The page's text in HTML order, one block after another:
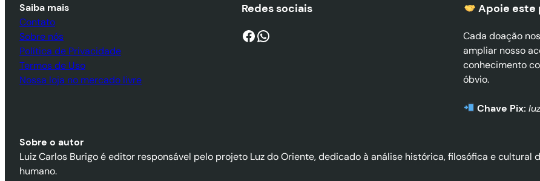
Saiba mais
Contato
Sobre nós
Política de Privacidade
Termos de Uso
Nossa loja no mercado livre
Redes sociais
Facebook WhatsApp
Apoie este
Cada doação
ampliar nosso
conhecimento
óbvio.
Chave Pix:
Sobre o autor
Luiz Carlos Burigo é editor responsável pelo projeto Luz do Oriente, dedicado à análise histórica, filosófica e
humano.